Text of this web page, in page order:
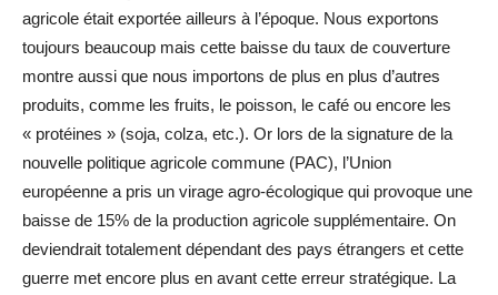
agricole était exportée ailleurs à l’époque. Nous exportons
toujours beaucoup mais cette baisse du taux de couverture
montre aussi que nous importons de plus en plus d’autres
produits, comme les fruits, le poisson, le café ou encore les
« protéines » (soja, colza, etc.). Or lors de la signature de la
nouvelle politique agricole commune (PAC), l’Union
européenne a pris un virage agro-écologique qui provoque une
baisse de 15% de la production agricole supplémentaire. On
deviendrait totalement dépendant des pays étrangers et cette
guerre met encore plus en avant cette erreur stratégique. La